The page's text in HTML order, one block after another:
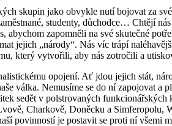
skupin jako obvykle nutí bojovat za
studenty, důchodce… Chtějí
abychom zapomněli na své skutečné
jejich „národy“. Nás víc trápí
který vytvořili, aby nás zotročili a
opojení. Ať jdou jejich stát,
válka. Nemusíme se do ní zapojovat a
sedět v polstrovaných funkcionářských
Charkově, Doněcku a Simferopolu,
povinností je postavit se proti ní všemi